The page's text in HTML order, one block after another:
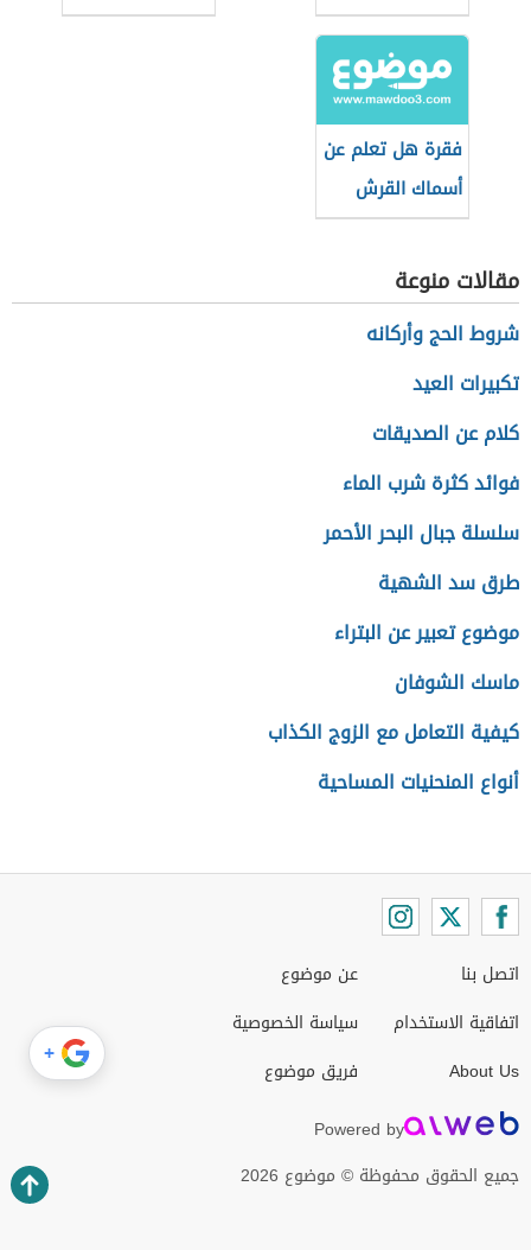
فقرة هل تعلم عن
أسماك القرش
مقالات منوعة
شروط الحج وأركانه
تكبيرات العيد
كلام عن الصديقات
فوائد كثرة شرب الماء
سلسلة جبال البحر الأحمر
طرق سد الشهية
موضوع تعبير عن البتراء
ماسك الشوفان
كيفية التعامل مع الزوج الكذاب
أنواع المنحنيات المساحية
اتصل بنا
اتفاقية الاستخدام
About Us
عن موضوع
سياسة الخصوصية
فريق موضوع
Powered by
جميع الحقوق محفوظة © موضوع 2026
+